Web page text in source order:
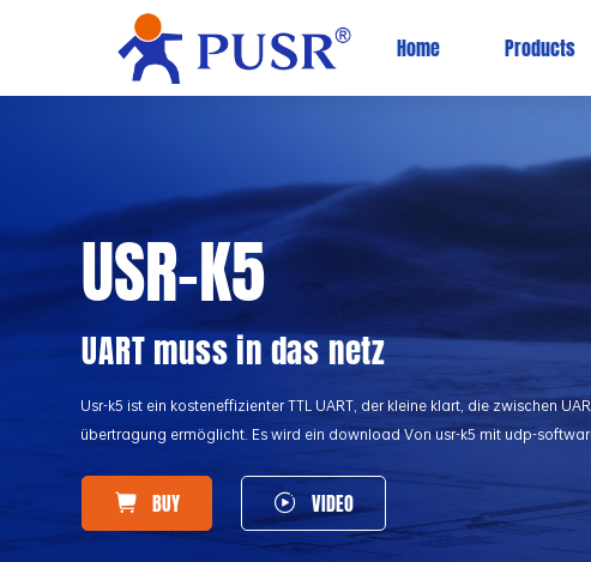
Home Products
USR-K5
UART muss in das netz
Usr-k5 ist ein kosteneffizienter TTL UART, der kleine klart, die zwischen
übertragung ermöglicht. Es wird ein download Von usr-k5 mit udp-
BUY VIDEO